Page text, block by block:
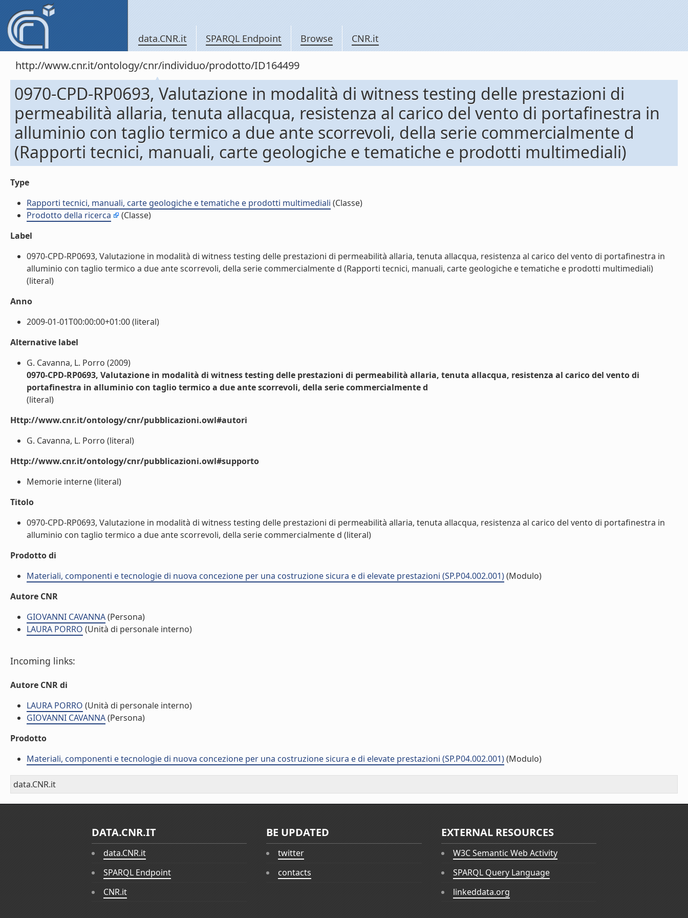
data.CNR.it SPARQL Endpoint Browse CNR.it
http://www.cnr.it/ontology/cnr/individuo/prodotto/ID164499
0970-CPD-RP0693, Valutazione in modalità di witness testing delle prestazioni di
permeabilità allaria, tenuta allacqua, resistenza al carico del vento di portafinestra in
alluminio con taglio termico a due ante scorrevoli, della serie commercialmente d
(Rapporti tecnici, manuali, carte geologiche e tematiche e prodotti multimediali)
Type
Rapporti tecnici, manuali, carte geologiche e tematiche e prodotti multimediali (Classe)
Prodotto della ricerca
(Classe)
Label
0970-CPD-RP0693, Valutazione in modalità di witness testing delle prestazioni di permeabilità allaria, tenuta allacqua, resistenza al carico del vento di portafinestra in
alluminio con taglio termico a due ante scorrevoli, della serie commercialmente d (Rapporti tecnici, manuali, carte geologiche e tematiche e prodotti multimediali)
(literal)
Anno
2009-01-01T00:00:00+01:00 (literal)
Alternative label
G. Cavanna, L. Porro (2009)
0970-CPD-RP0693, Valutazione in modalità di witness testing delle prestazioni di permeabilità allaria, tenuta allacqua, resistenza al carico del vento di
portafinestra in alluminio con taglio termico a due ante scorrevoli, della serie commercialmente d
(literal)
Http://www.cnr.it/ontology/cnr/pubblicazioni.owl#autori
G. Cavanna, L. Porro (literal)
Http://www.cnr.it/ontology/cnr/pubblicazioni.owl#supporto
Memorie interne (literal)
Titolo
0970-CPD-RP0693, Valutazione in modalità di witness testing delle prestazioni di permeabilità allaria, tenuta allacqua, resistenza al carico del vento di portafinestra in
alluminio con taglio termico a due ante scorrevoli, della serie commercialmente d (literal)
Prodotto di
Materiali, componenti e tecnologie di nuova concezione per una costruzione sicura e di elevate prestazioni (SP.P04.002.001)(Modulo)
Autore CNR
GIOVANNI CAVANNA(Persona)
LAURA PORRO (Unità di personale interno)
Incoming links:
Autore CNR di
LAURA PORRO (Unità di personale interno)
GIOVANNI CAVANNA(Persona)
Prodotto
Materiali, componenti e tecnologie di nuova concezione per una costruzione sicura e di elevate prestazioni (SP.P04.002.001)(Modulo)
data.CNR.it
DATA.CNR.IT
data.CNR.it
SPARQL Endpoint
CNR.it
BE UPDATED
twitter
contacts
EXTERNAL RESOURCES
W3C Semantic Web Activity
SPARQL Query Language
linkeddata.org